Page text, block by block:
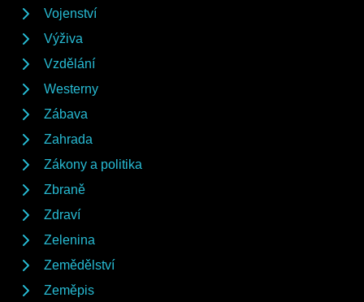
Vojenství
Výživa
Vzdělání
Westerny
Zábava
Zahrada
Zákony a politika
Zbraně
Zdraví
Zelenina
Zemědělství
Zeměpis